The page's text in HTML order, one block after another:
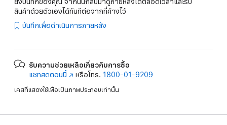
สินค้าด้วยตัวเองได้ทันทีต่อจากที่ค้างไว้
บันทึกเพื่อดำเนินการภายหลัง
รับความช่วยเหลือเกี่ยวกับการซื้อ
แชทสดตอนนี้(เปิด
หน้าต่าง
หรือโทร. 1800-01-9209
เคสที่แสดงใช้เพื่อเป็นภาพประกอบเท่านั้น